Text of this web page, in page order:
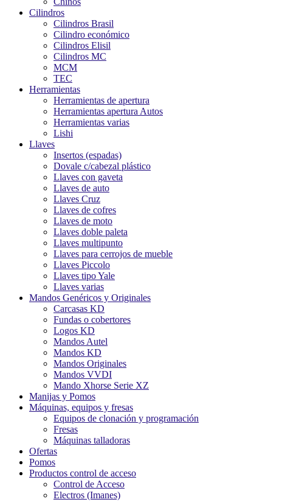
Cilindros
Cilindros Brasil
Cilindro económico
Cilindros Elisil
Cilindros MC
MCM
TEC
Herramientas
Herramientas de apertura
Herramientas apertura Autos
Herramientas varias
Lishi
Llaves
Insertos (espadas)
Dovale c/cabezal plástico
Llaves con gaveta
Llaves de auto
Llaves Cruz
Llaves de cofres
Llaves de moto
Llaves doble paleta
Llaves multipunto
Llaves para cerrojos de mueble
Llaves Piccolo
Llaves tipo Yale
Llaves varias
Mandos Genéricos y Originales
Carcasas KD
Fundas o cobertores
Logos KD
Mandos Autel
Mandos KD
Mandos Originales
Mandos VVDI
Mando Xhorse Serie XZ
Manijas y Pomos
Máquinas, equipos y fresas
Equipos de clonación y programación
Fresas
Máquinas talladoras
Ofertas
Pomos
Productos control de acceso
Control de Acceso
Electros (Imanes)